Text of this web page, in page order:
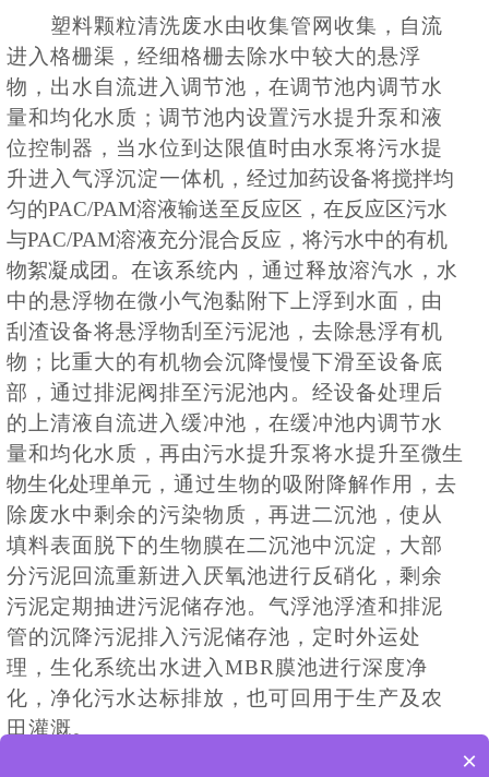
塑料颗粒清洗废水由收集管网收集，自流
进入格栅渠，经细格栅去除水中较大的悬浮
物，出水自流进入调节池，在调节池内调节水
量和均化水质；调节池内设置污水提升泵和液
位控制器，当水位到达限值时由水泵将污水提
升进入气浮沉淀一体机， 经过加药设备将搅拌均
匀的PAC/PAM溶液输送至反应区，在反应区污水
与PAC/PAM溶液充分混合反应，将污水中的有机
物絮凝成团。 在该系统内，通过释放溶汽水，水
中的悬浮物在微小气泡黏附下上浮到水面，由
刮渣设备将悬浮物刮至污泥池，去除悬浮有机
物；比重大的有机物会沉降慢慢下滑至设备底
部，通过排泥阀排至污泥池内。经设备处理后
的上清液自流进入缓冲池，在缓冲池内调节水
量和均化水质，再由污水提升泵将水提升至微生
物生化处理单元 ，通过生物的吸附降解作用，去
除废水中剩余的污染物质，再进二沉池，使从
填料表面脱下的生物膜在二沉池中沉淀，大部
分污泥回流重新进入厌氧池进行反硝化，剩余
污泥定期抽进污泥储存池。气浮池浮渣和排泥
管的沉降污泥排入污泥储存池，定时外运处
理，生化系统出水进入 MBR膜池进行深度净
化，净化污水达标排放 ，也可回用于生产及农
田灌溉。
×